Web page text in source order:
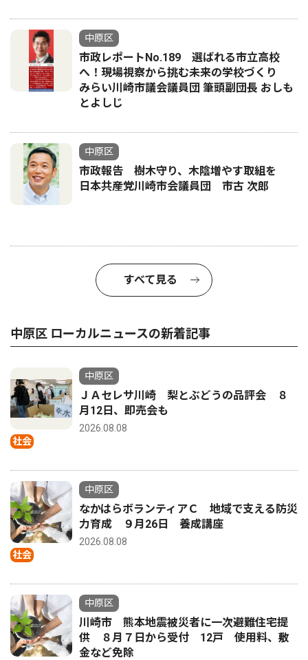
中原区
市政レポートNo.189 選ばれる市立高校
へ！現場視察から挑む未来の学校づくり
みらい川崎市議会議員団 筆頭副団長 おしも
とよしじ
中原区
市政報告 樹木守り、木陰増やす取組を
日本共産党川崎市会議員団 市古 次郎
すべて見る
中原区 ローカルニュースの新着記事
社会
中原区
ＪＡセレサ川崎 梨とぶどうの品評会 ８
月12日、即売会も
2026.08.08
社会
中原区
なかはらボランティアＣ 地域で支える防災
力育成 ９月26日 養成講座
2026.08.08
中原区
川崎市 熊本地震被災者に一次避難住宅提
供 ８月７日から受付 12戸 使用料、敷
金など免除